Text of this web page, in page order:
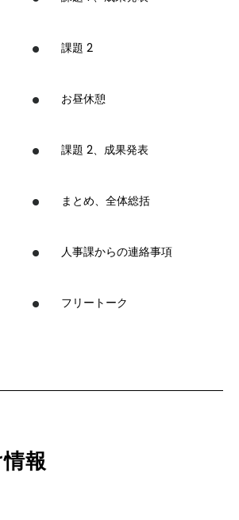
課題 2
お昼休憩
課題 2、成果発表
まとめ、全体総括
人事課からの連絡事項
フリートーク
報